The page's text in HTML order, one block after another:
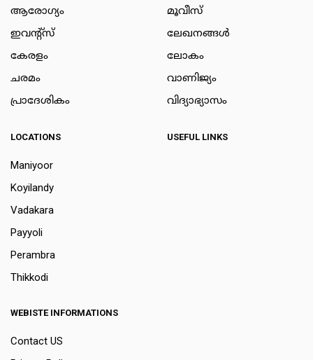
ആരോഗ്യം
ഇവന്റ്സ്
കേരളം
ചരമം
പ്രാദേശികം
മൂവീസ്
ലേഖനങ്ങള്‍
ലോകം
വാണിജ്യം
വിദ്യാഭ്യാസം
LOCATIONS
Maniyoor
Koyilandy
Vadakara
Payyoli
Perambra
Thikkodi
USEFUL LINKS
WEBISTE INFORMATIONS
Contact US